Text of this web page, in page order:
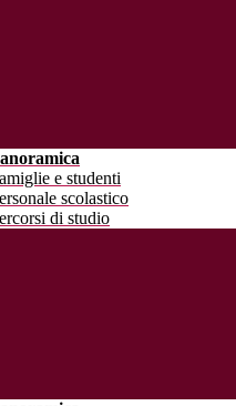
e studenti
scolastico
di studio